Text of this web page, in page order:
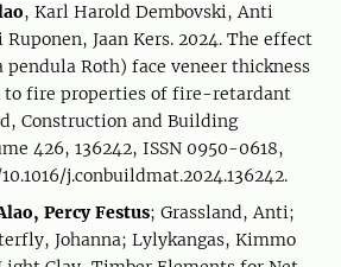
, Karl Harold Dembovski, Anti
Ruponen, Jaan Kers. 2024. The effect
Roth) face veneer thickness
to fire properties of fire-retardant
Construction and Building
426, 136242, ISSN 0950-0618,
j.conbuildmat.2024.136242.
Percy Festus; Grassland, Anti;
Johanna; Lylykangas, Kimmo